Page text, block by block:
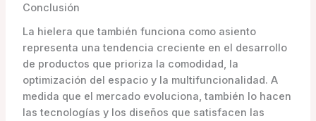
Conclusión
La hielera que también funciona como asiento
representa una tendencia creciente en el desarrollo
de productos que prioriza la comodidad, la
optimización del espacio y la multifuncionalidad. A
medida que el mercado evoluciona, también lo hacen
las tecnologías y los diseños que satisfacen las